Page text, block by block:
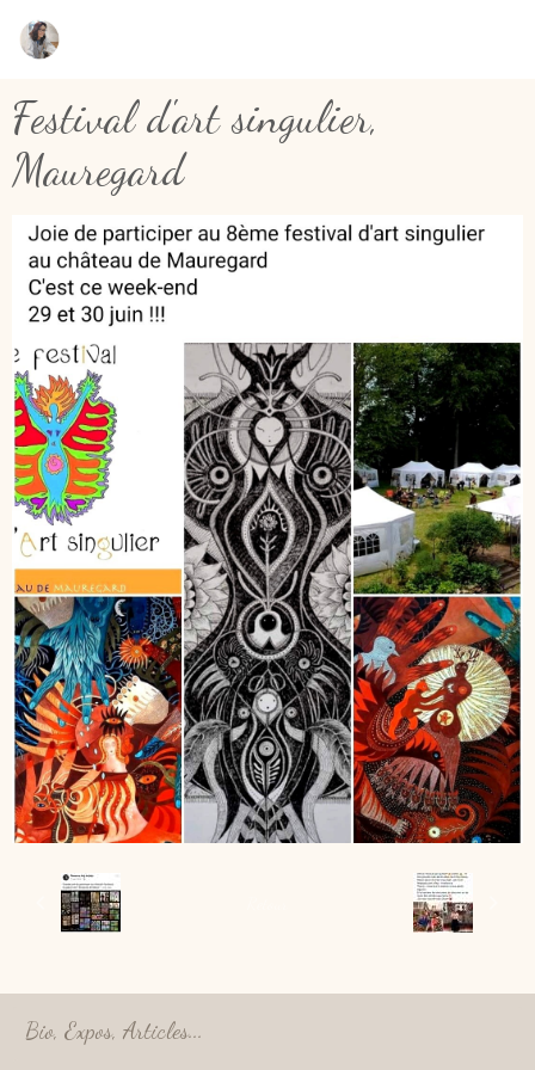
Festival d'art singulier,
Mauregard
Bio, Expos, Articles...